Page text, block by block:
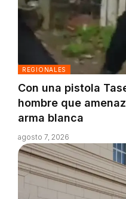
REGIONALES
Con una pistola
hombre que
arma blanca
agosto 7, 2026